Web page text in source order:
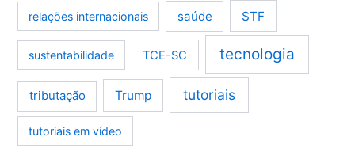
relações internacionais saúde STF
sustentabilidade TCE-SC tecnologia
tributação Trump tutoriais
tutoriais em vídeo